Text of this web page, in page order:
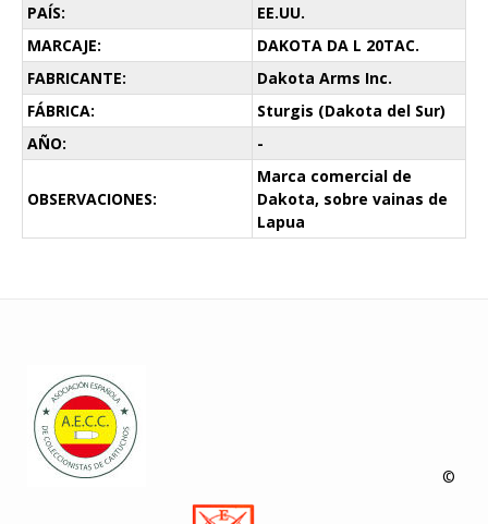
PAÍS:
EE.UU.
MARCAJE:
DAKOTA DA L 20TAC.
FABRICANTE:
Dakota Arms Inc.
FÁBRICA:
Sturgis (Dakota del Sur)
AÑO:
-
OBSERVACIONES:
Marca comercial de
Dakota, sobre vainas de
Lapua
©